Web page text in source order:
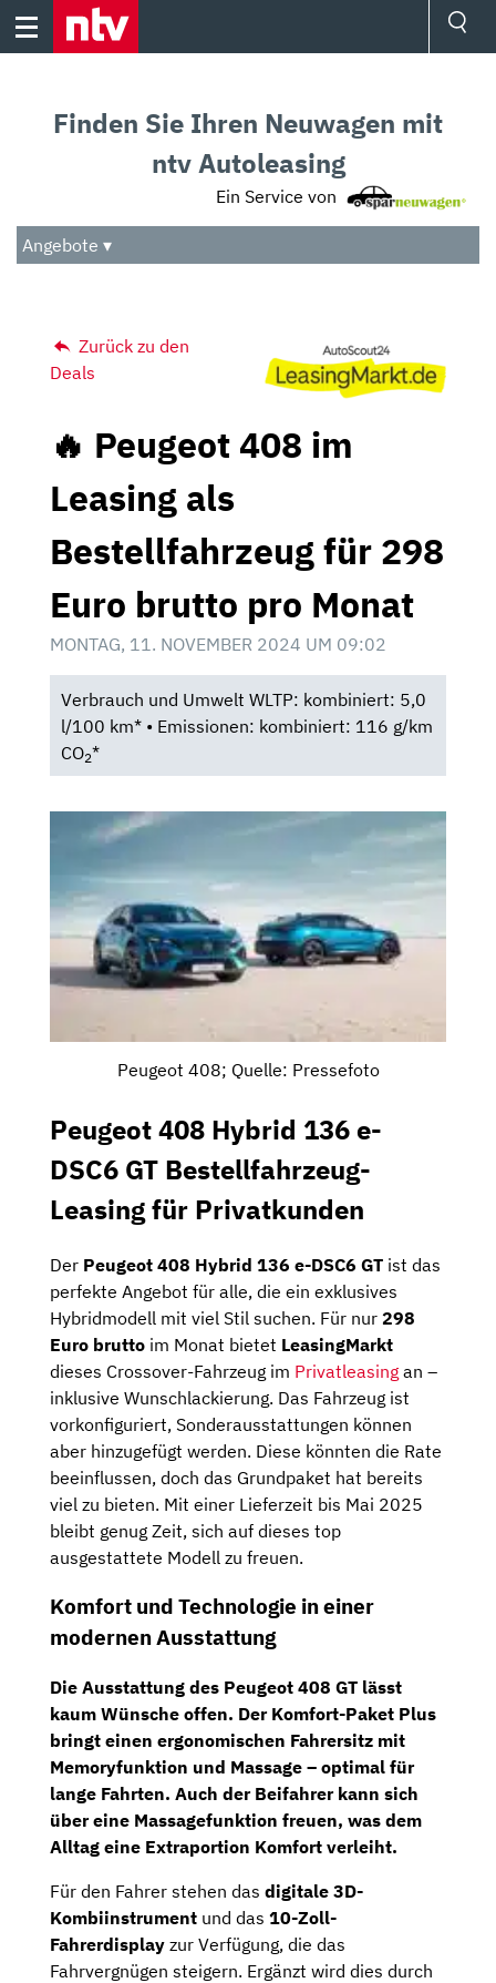
Skip
Audio
Das Beste
Finden Sie Ihren Neuwagen mit
ntv Autoleasing
Ein Service von
Angebote ▾
Zurück zu den
Deals
🔥 Peugeot 408 im
Leasing als
Bestellfahrzeug für 298
Euro brutto pro Monat
MONTAG, 11. NOVEMBER 2024 UM 09:02
Verbrauch und Umwelt WLTP: kombiniert: 5,0
l/100 km* • Emissionen: kombiniert: 116 g/km
CO2*
Peugeot 408; Quelle: Pressefoto
Peugeot 408 Hybrid 136 e-
DSC6 GT Bestellfahrzeug-
Leasing für Privatkunden
Der Peugeot 408 Hybrid 136 e-DSC6 GT ist das
perfekte Angebot für alle, die ein exklusives
Hybridmodell mit viel Stil suchen. Für nur 298
Euro brutto im Monat bietet LeasingMarkt
dieses Crossover-Fahrzeug im Privatleasing an –
inklusive Wunschlackierung. Das Fahrzeug ist
vorkonfiguriert, Sonderausstattungen können
aber hinzugefügt werden. Diese könnten die Rate
beeinflussen, doch das Grundpaket hat bereits
viel zu bieten. Mit einer Lieferzeit bis Mai 2025
bleibt genug Zeit, sich auf dieses top
ausgestattete Modell zu freuen.
Komfort und Technologie in einer
modernen Ausstattung
Die Ausstattung des Peugeot 408 GT lässt
kaum Wünsche offen. Der Komfort-Paket Plus
bringt einen ergonomischen Fahrersitz mit
Memoryfunktion und Massage – optimal für
lange Fahrten. Auch der Beifahrer kann sich
über eine Massagefunktion freuen, was dem
Alltag eine Extraportion Komfort verleiht.
Für den Fahrer stehen das digitale 3D-
Kombiinstrument und das 10-Zoll-
Fahrerdisplay zur Verfügung, die das
Fahrvergnügen steigern. Ergänzt wird dies durch